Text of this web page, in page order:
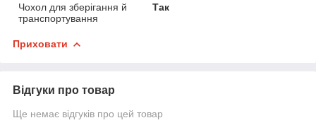
Чохол для зберігання й
транспортування
Так
Приховати
Відгуки про товар
Ще немає відгуків про цей товар